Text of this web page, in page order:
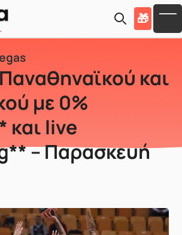
🎁
και
με 0%
και live
– Παρασκευή